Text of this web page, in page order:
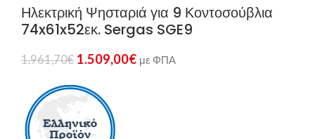
Ηλεκτρική Ψησταριά για 9 Κοντοσούβλια
74x61x52εκ. Sergas SGE9
1.961,70€ 1.509,00€ με ΦΠΑ